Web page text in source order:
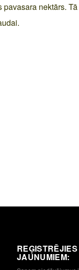
nektārs.
JAUNUMIEM: